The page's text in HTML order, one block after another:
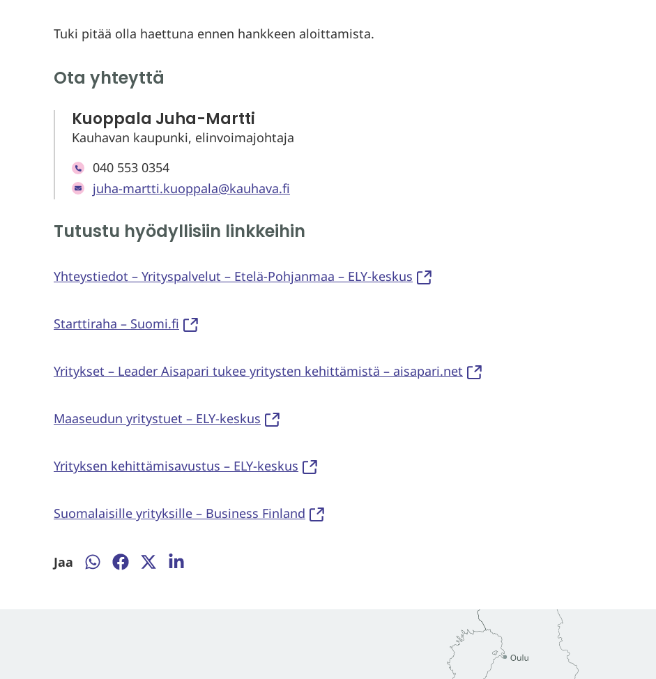
Tuki pitää olla haettuna ennen hankkeen aloittamista.
Ota yhteyttä
Kuoppala Juha-Martti
Kauhavan kaupunki, elinvoimajohtaja
040 553 0354
juha-martti.kuoppala@kauhava.fi
Tutustu hyödyllisiin linkkeihin
Yhteystiedot – Yrityspalvelut – Etelä-Pohjanmaa – ELY-keskus
Starttiraha – Suomi.fi
Yritykset – Leader Aisapari tukee yritysten kehittämistä – aisapari.net
Maaseudun yritystuet – ELY-keskus
Yrityksen kehittämisavustus – ELY-keskus
Suomalaisille yrityksille – Business Finland
Jaa
Jaa
Jaa
Jaa
Jaa